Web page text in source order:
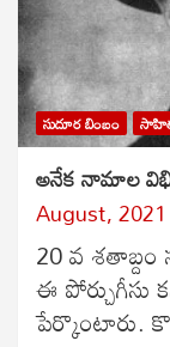
సుదూర బింబం
అనేక నామాల
August, 2021
20 వ
ఈ పోర్చుగీసు
పేర్కొంటారు.